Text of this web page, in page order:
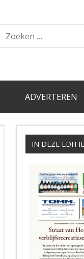
ADVERTEREN
IN DEZE EDITIE